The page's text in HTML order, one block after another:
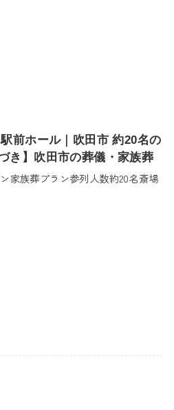
前ホール｜吹田市 約20名の
き】吹田市の葬儀・家族葬
家族葬プラン参列人数約20名斎場